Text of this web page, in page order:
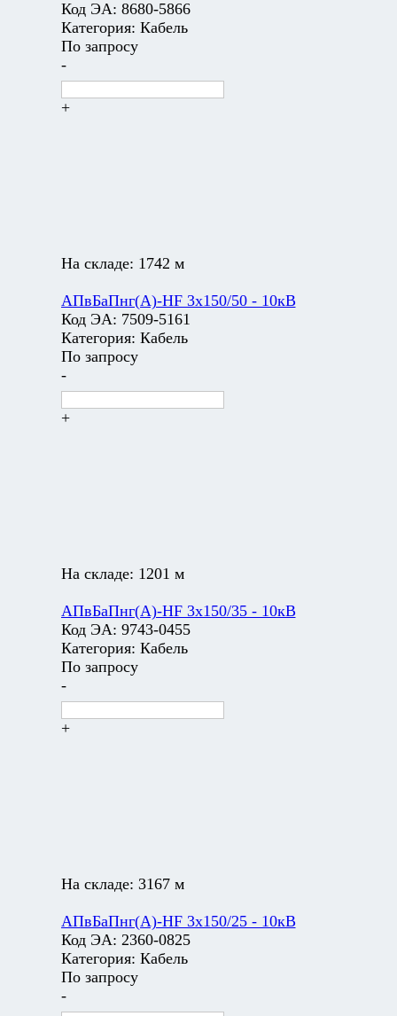
Код ЭА: 8680-5866
Категория: Кабель
По запросу
-
+
На складе: 1742 м
АПвБаПнг(А)-HF 3х150/50 - 10кВ
Код ЭА: 7509-5161
Категория: Кабель
По запросу
-
+
На складе: 1201 м
АПвБаПнг(А)-HF 3х150/35 - 10кВ
Код ЭА: 9743-0455
Категория: Кабель
По запросу
-
+
На складе: 3167 м
АПвБаПнг(А)-HF 3х150/25 - 10кВ
Код ЭА: 2360-0825
Категория: Кабель
По запросу
-